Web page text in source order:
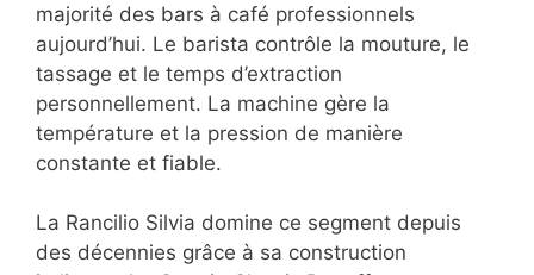
majorité des bars à café professionnels
aujourd’hui. Le barista contrôle la mouture, le
tassage et le temps d’extraction
personnellement. La machine gère la
température et la pression de manière
constante et fiable.
La Rancilio Silvia domine ce segment depuis
des décennies grâce à sa construction